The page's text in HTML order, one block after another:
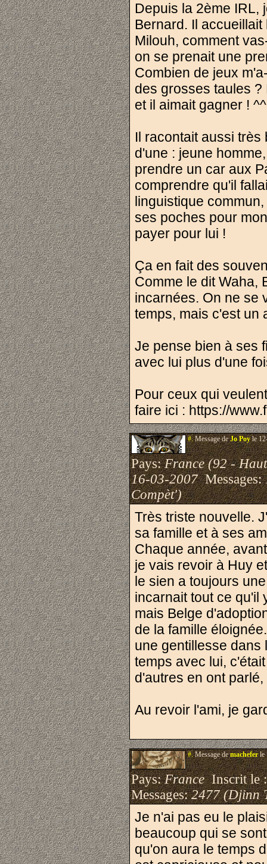
Depuis la 2ème IRL,
Bernard. Il
Milouh, comment
on se prenait une
Combien de jeux
des grosses taules ?
et il aimait gagner ! ^^
Il racontait aussi
d'une : jeune
prendre un car aux
comprendre qu'il
linguistique
ses poches pour
payer pour lui !
Ça en fait des
Comme le dit Waha,
incarnées. On ne se
temps, mais c'est un
Je pense bien à ses
avec lui plus d'une
Pour ceux qui
faire ici : https://
#.Message deJo Poyle
Pays:France (92 -
16-03-2007Messages:
Compèt')
Très triste nouvelle.
sa famille et à ses
Chaque année,
je vais revoir à Huy
le sien a toujours
incarnait tout ce qu'il
mais Belge
de la famille
une gentillesse dans
temps avec lui,
d'autres en ont
Au revoir l'ami, je
#.Message demacheferle
Pays:FranceInscrit le
Messages:2477 (Djinn
Je n'ai pas eu le
beaucoup qui se
qu'on aura le temps